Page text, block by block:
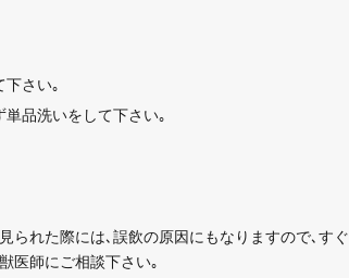
下さい｡
品洗いをして下さい｡
られた際には､誤飲の原因にもなりますので､すぐ
医師にご相談下さい｡